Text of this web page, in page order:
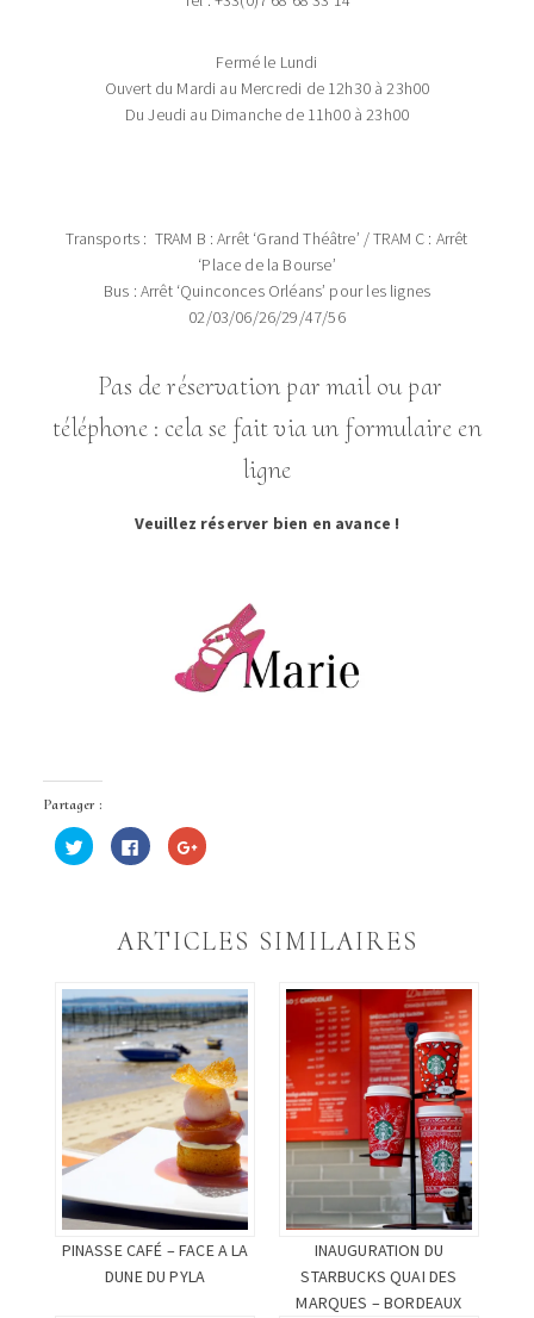
Fermé le Lundi
Ouvert du Mardi au Mercredi de 12h30 à 23h00
Du Jeudi au Dimanche de 11h00 à 23h00
Transports : TRAM B : Arrêt ‘Grand Théâtre’ / TRAM C : Arrêt
‘Place de la Bourse’
Bus : Arrêt ‘Quinconces Orléans’ pour les lignes
02/03/06/26/29/47/56
Pas de réservation par mail ou par
téléphone : cela se fait via un formulaire en
ligne
Veuillez réserver bien en avance !
Partager :
Cliquez
pour
partager
nouvelle
fenêtre)
Cliquez
pour
partager
une
nouvelle
fenêtre)
Cliquez
pour
dans
une
nouvelle
ARTICLES SIMILAIRES
PINASSE CAFÉ – FACE A LA
DUNE DU PYLA
INAUGURATION DU
STARBUCKS QUAI DES
MARQUES – BORDEAUX